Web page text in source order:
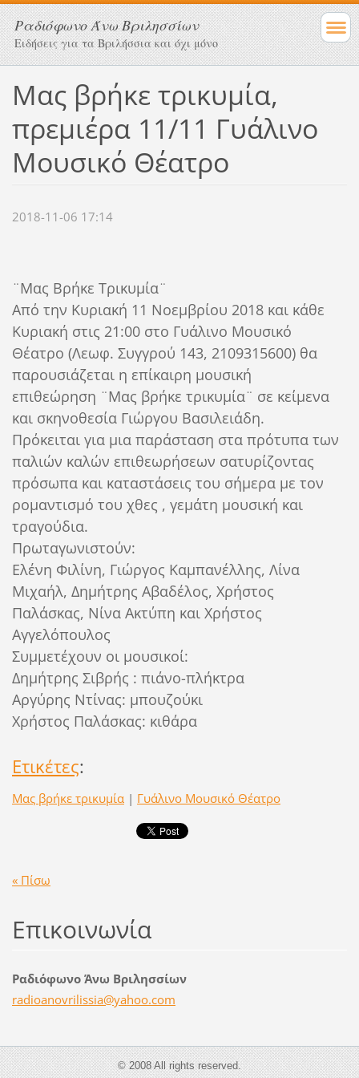
Ραδιόφωνο Άνω Βριλησσίων
Ειδήσεις για τα Βριλήσσια και όχι μόνο
Μας βρήκε τρικυμία,
πρεμιέρα 11/11 Γυάλινο
Μουσικό Θέατρο
2018-11-06 17:14
¨Μας Βρήκε Τρικυμία¨
Από την Κυριακή 11 Νοεμβρίου 2018 και κάθε
Κυριακή στις 21:00 στο Γυάλινο Μουσικό
Θέατρο (Λεωφ. Συγγρού 143, 2109315600) θα
παρουσιάζεται η επίκαιρη μουσική
επιθεώρηση ¨Μας βρήκε τρικυμία¨ σε κείμενα
και σκηνοθεσία Γιώργου Βασιλειάδη.
Πρόκειται για μια παράσταση στα πρότυπα των
παλιών καλών επιθεωρήσεων σατυρίζοντας
πρόσωπα και καταστάσεις του σήμερα με τον
ρομαντισμό του χθες , γεμάτη μουσική και
τραγούδια.
Πρωταγωνιστούν:
Ελένη Φιλίνη, Γιώργος Καμπανέλλης, Λίνα
Μιχαήλ, Δημήτρης Αβαδέλος, Χρήστος
Παλάσκας, Νίνα Ακτύπη και Χρήστος
Αγγελόπουλος
Συμμετέχουν οι μουσικοί:
Δημήτρης Σιβρής : πιάνο-πλήκτρα
Αργύρης Ντίνας: μπουζούκι
Χρήστος Παλάσκας: κιθάρα
Ετικέτες:
Μας βρήκε τρικυμία | Γυάλινο Μουσικό Θέατρο
« Πίσω
Επικοινωνία
Ραδιόφωνο Άνω Βριλησσίων
radioanovrilissia@yahoo.com
© 2008 All rights reserved.